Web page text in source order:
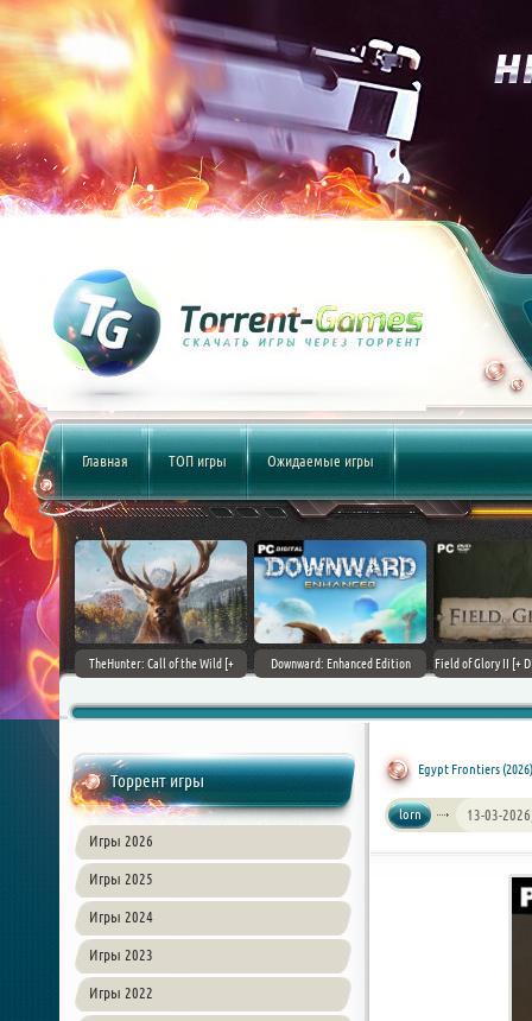
Главная ТОП игры Ожидаемые игры
(2017)
TheHunter: Call of the Wild [+
Downward: Enhanced Edition
Field of Glory II [+
Торрент игры
Игры 2026
Игры 2025
Игры 2024
Игры 2023
Игры 2022
Egypt Frontiers
lorn 13-03-